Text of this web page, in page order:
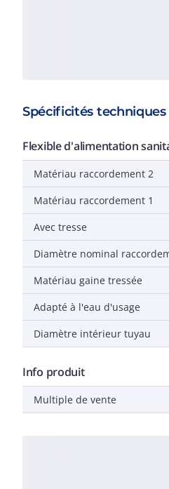
Spécificités techniques
Flexible d'alimentation
Matériau raccordement 2
Matériau raccordement 1
Avec tresse
Diamètre nominal
Matériau gaine tressée
Adapté à l'eau d'usage
Diamètre intérieur tuyau
Info produit
Multiple de vente